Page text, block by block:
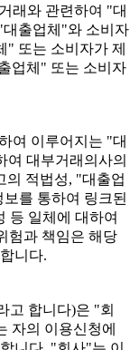
래와 관련하여 "대
출업체"와 소비자
" 또는 소비자가 제
업체" 또는 소비자
여 이루어지는 "대
여 대부거래의사의
의 적법성, "대출업
를 통하여 링크된
등 일체에 대하여
험과 책임은 해당
니다.
고 합니다)은 "회
자의 이용신청에